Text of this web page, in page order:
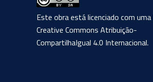
Este obra está licenciado com uma
Creative Commons Atribuição-
CompartilhaIgual 4.0 Internacional.